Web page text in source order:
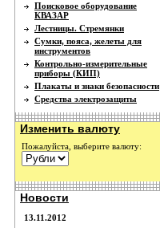
Поисковое оборудование
КВАЗАР
Лестницы. Стремянки
Сумки, пояса, желеты для
инструментов
Контрольно-измерительные
приборы (КИП)
Плакаты и знаки безопасности
Средства электрозащиты
Изменить валюту
Пожалуйста, выберите валюту:
Новости
13.11.2012